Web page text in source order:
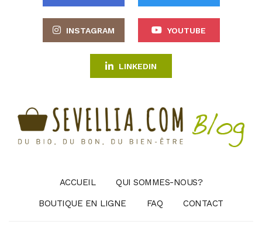
INSTAGRAM YOUTUBE
LINKEDIN
ACCUEIL
QUI SOMMES-NOUS?
BOUTIQUE EN LIGNE
FAQ CONTACT